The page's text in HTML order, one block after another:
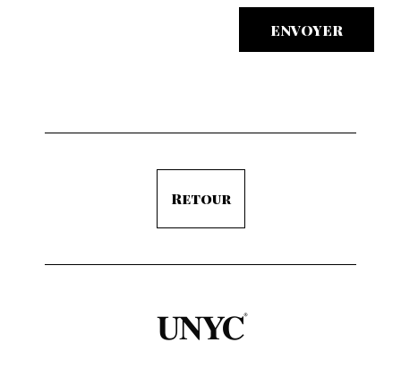
ENVOYER
Retour